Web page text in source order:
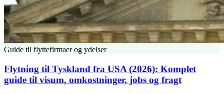
Guide til flyttefirmaer og ydelser
Flytning til Tyskland fra USA (2026): Komplet
guide til visum, omkostninger, jobs og fragt